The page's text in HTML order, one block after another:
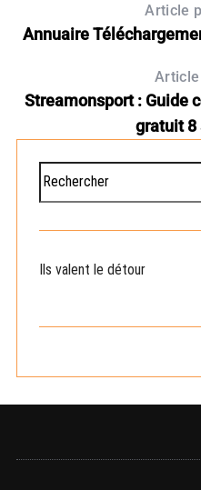
Article
Annuaire
Streamonsport : Guide
gratuit 8
e
h
rIls valent le détour